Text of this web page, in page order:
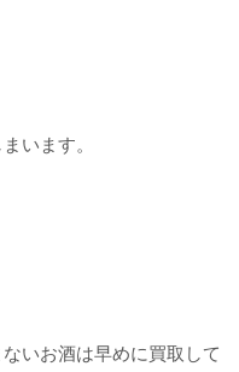
います。
いお酒は早めに買取して